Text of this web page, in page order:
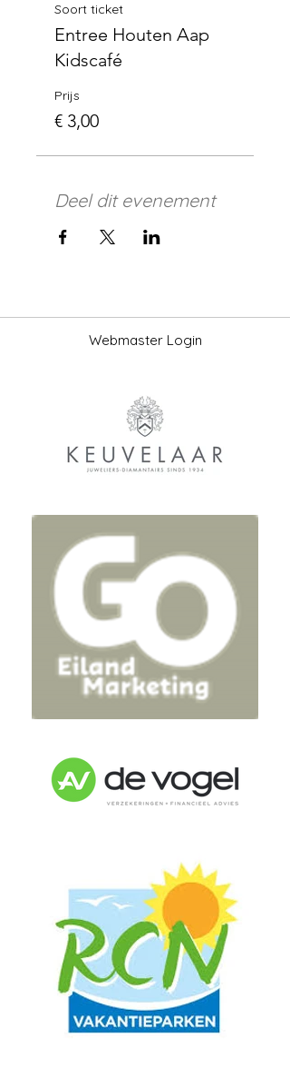
Soort ticket
Entree Houten Aap
Kidscafé
Prijs
€ 3,00
Deel dit evenement
Webmaster Login